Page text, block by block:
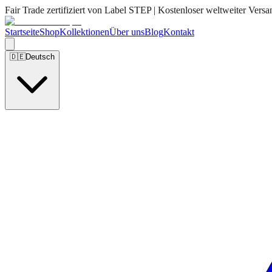
Fair Trade zertifiziert von Label STEP | Kostenloser weltweiter
StartseiteShopKollektionenÜber unsBlogKontakt
🇩🇪Deutsch